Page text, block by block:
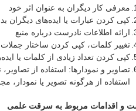
معرفی کار دیگران به عنوان اثر خود
کپی کردن عبارات یا ایده‌های دیگران
ارائه اطلاعات نادرست درباره منبع
تغییر کلمات، کپی کردن ساختار
کپی کردن تعداد زیادی از کلمات یا
تصاویر و نمودارها: استفاده از
استفاده از هرگونه تصویر یا نمودار،
و اقدامات مربوط به سرقت علمی